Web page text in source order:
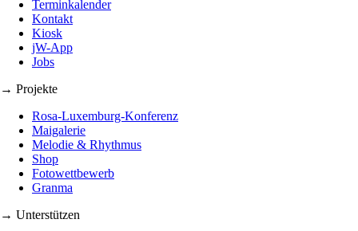
Terminkalender
Kontakt
Kiosk
jW-App
Jobs
→ Projekte
Rosa-Luxemburg-Konferenz
Maigalerie
Melodie & Rhythmus
Shop
Fotowettbewerb
Granma
→ Unterstützen